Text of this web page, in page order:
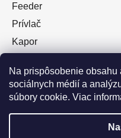
Na prispôsobenie
sociálnych médií a
súbory cookie. Viac
Feeder
Prívlač
Kapor
Plávaná
Muškárina